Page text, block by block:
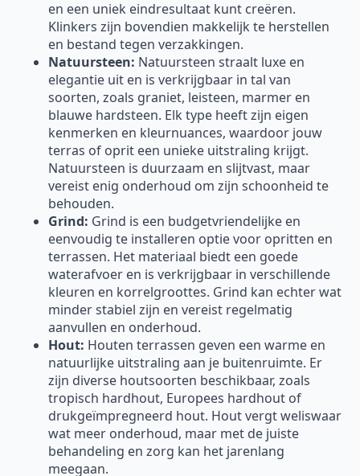
en een uniek eindresultaat kunt creëren.
Klinkers zijn bovendien makkelijk te herstellen
en bestand tegen verzakkingen.
Natuursteen: Natuursteen straalt luxe en
elegantie uit en is verkrijgbaar in tal van
soorten, zoals graniet, leisteen, marmer en
blauwe hardsteen. Elk type heeft zijn eigen
kenmerken en kleurnuances, waardoor jouw
terras of oprit een unieke uitstraling krijgt.
Natuursteen is duurzaam en slijtvast, maar
vereist enig onderhoud om zijn schoonheid te
behouden.
Grind: Grind is een budgetvriendelijke en
eenvoudig te installeren optie voor opritten en
terrassen. Het materiaal biedt een goede
waterafvoer en is verkrijgbaar in verschillende
kleuren en korrelgroottes. Grind kan echter wat
minder stabiel zijn en vereist regelmatig
aanvullen en onderhoud.
Hout: Houten terrassen geven een warme en
natuurlijke uitstraling aan je buitenruimte. Er
zijn diverse houtsoorten beschikbaar, zoals
tropisch hardhout, Europees hardhout of
drukgeïmpregneerd hout. Hout vergt weliswaar
wat meer onderhoud, maar met de juiste
behandeling en zorg kan het jarenlang
meegaan.